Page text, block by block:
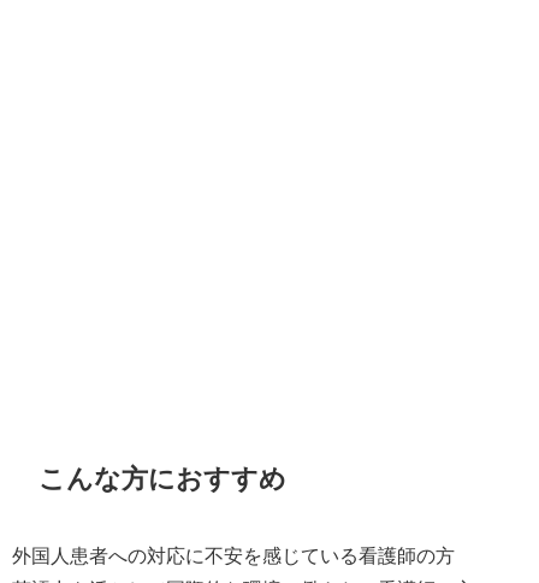
こんな方におすすめ
外国人患者への対応に不安を感じている看護師の方